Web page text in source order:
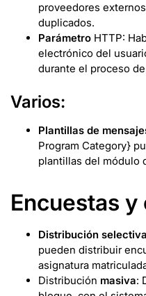
proveedores
duplicados.
Parámetro HTTP:
electrónico del
durante el proceso
Varios:
Plantillas de
Program Category}
plantillas del módulo
Encuestas
Distribución selectiva
pueden distribuir
asignatura
Distribución masiva: